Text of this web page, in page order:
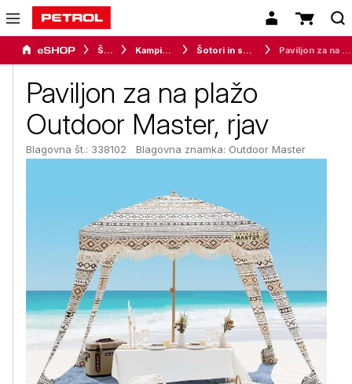
Šport Kampiranje Šotori in senčniki
Paviljon za na plažo
Outdoor Master, rjav
Blagovna št.: 338102 Blagovna znamka: Outdoor Master